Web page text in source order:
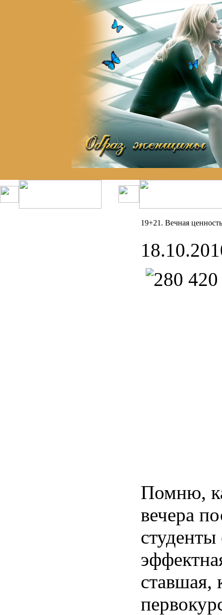
19+21. Вечная
Помню,
вечера
студенты
ставшая,